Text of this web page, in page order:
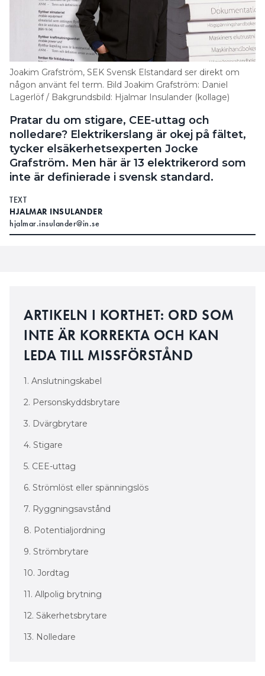
Joakim Grafström, SEK Svensk Elstandard ser direkt om
någon använt fel term. Bild Joakim Grafström: Daniel
Lagerlöf / Bakgrundsbild: Hjalmar Insulander (kollage)
Pratar du om stigare, CEE-uttag och
nolledare? Elektrikerslang är okej på fältet,
tycker elsäkerhetsexperten Jocke
Grafström. Men här är 13 elektrikerord som
inte är definierade i svensk standard.
TEXT
HJALMAR INSULANDER
hjalmar.insulander@in.se
ARTIKELN I KORTHET: ORD SOM
INTE ÄR KORREKTA OCH KAN
LEDA TILL MISSFÖRSTÅND
1. Anslutningskabel
2. Personskyddsbrytare
3. Dvärgbrytare
4. Stigare
5. CEE-uttag
6. Strömlöst eller spänningslös
7. Ryggningsavstånd
8. Potentialjordning
9. Strömbrytare
10. Jordtag
11. Allpolig brytning
12. Säkerhetsbrytare
13. Nolledare